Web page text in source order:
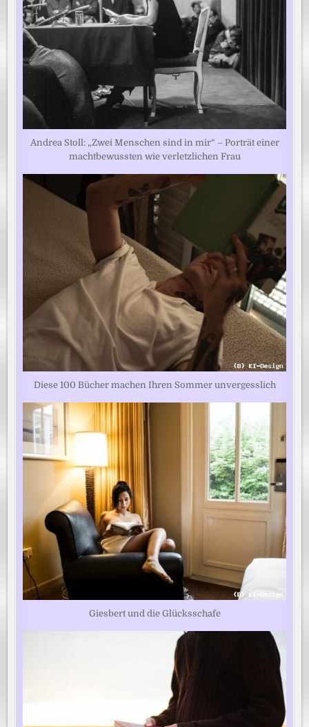
Andrea Stoll: „Zwei Menschen sind in mir“ – Porträt einer
machtbewussten wie verletzlichen Frau
Diese 100 Bücher machen Ihren Sommer unvergesslich
Giesbert und die Glücksschafe